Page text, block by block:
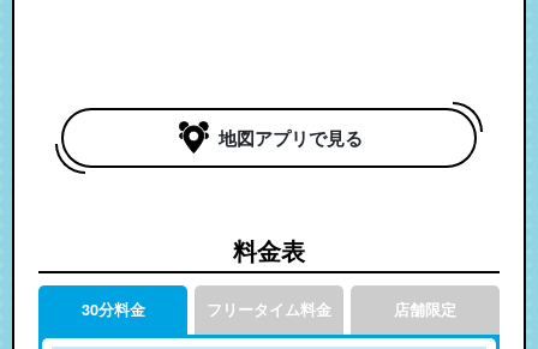
地図アプリで見る
料金表
30分料金 フリータイム料金 店舗限定